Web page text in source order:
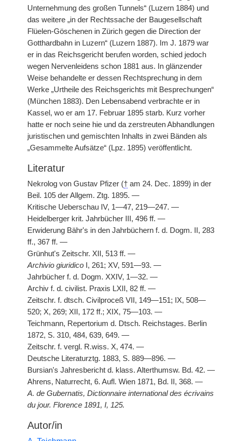
Unternehmung des großen Tunnels“ (Luzern 1884) und
das weitere „in der Rechtssache der Baugesellschaft
Flüelen-Göschenen in Zürich gegen die Direction der
Gotthardbahn in Luzern“ (Luzern 1887). Im J. 1879 war
er in das Reichsgericht berufen worden, schied jedoch
wegen Nervenleidens schon 1881 aus. In glänzender
Weise behandelte er dessen Rechtsprechung in dem
Werke „Urtheile des Reichsgerichts mit Besprechungen“
(München 1883). Den Lebensabend verbrachte er in
Kassel, wo er am 17. Februar 1895 starb. Kurz vorher
hatte er noch seine hie und da zerstreuten Abhandlungen
juristischen und gemischten Inhalts in zwei Bänden als
„Gesammelte Aufsätze“ (Lpz. 1895) veröffentlicht.
Literatur
Nekrolog von Gustav Pfizer († am 24. Dec. 1899) in der
Beil. 105 der Allgem. Ztg. 1895. —
Kritische Ueberschau IV, 1—47, 219—247. —
Heidelberger krit. Jahrbücher III, 496 ff. —
Erwiderung Bähr's in den Jahrbüchern f. d. Dogm. II, 283
ff., 367 ff. —
Grünhut's Zeitschr. XII, 513 ff. —
Archivio giuridico I, 261; XV, 591—93. —
Jahrbücher f. d. Dogm. XXIV, 1—32. —
Archiv f. d. civilist. Praxis LXII, 82 ff. —
Zeitschr. f. dtsch. Civilproceß VII, 149—151; IX, 508—
520; X, 269; XII, 172 ff.; XIX, 75—103. —
Teichmann, Repertorium d. Dtsch. Reichstages. Berlin
1872, S. 310, 484, 639, 649. —
Zeitschr. f. vergl. R.wiss. X, 474. —
Deutsche Literaturztg. 1883, S. 889—896. —
Bursian's Jahresbericht d. klass. Alterthumsw. Bd. 42. —
Ahrens, Naturrecht, 6. Aufl. Wien 1871, Bd. II, 368. —
A. de Gubernatis, Dictionnaire international des écrivains
du jour. Florence 1891, I, 125.
Autor/in